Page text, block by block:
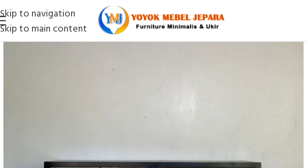
Skip to navigation
Skip to main content